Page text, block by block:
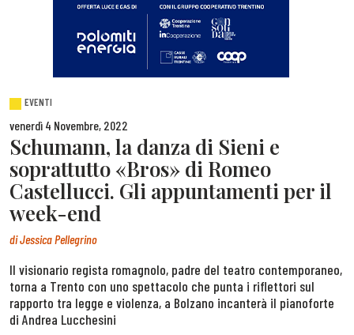
EVENTI
venerdì 4 Novembre, 2022
Schumann, la danza di Sieni e
soprattutto «Bros» di Romeo
Castellucci. Gli appuntamenti per il
week-end
diJessica Pellegrino
Il visionario regista romagnolo, padre del teatro contemporaneo,
torna a Trento con uno spettacolo che punta i riflettori sul
rapporto tra legge e violenza, a Bolzano incanterà il pianoforte
di Andrea Lucchesini